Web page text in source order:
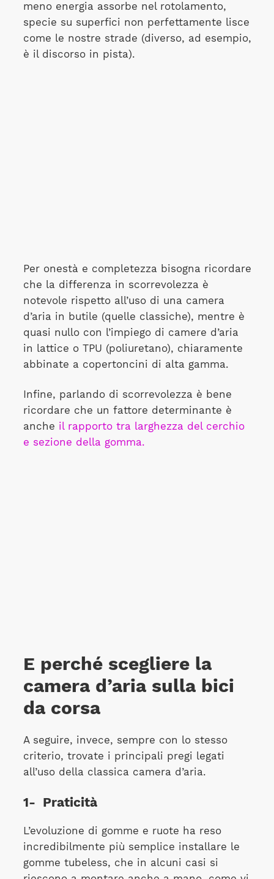
meno energia assorbe nel rotolamento,
specie su superfici non perfettamente lisce
come le nostre strade (diverso, ad esempio,
è il discorso in pista).
Per onestà e completezza bisogna ricordare
che la differenza in scorrevolezza è
notevole rispetto all’uso di una camera
d’aria in butile (quelle classiche), mentre è
quasi nullo con l’impiego di camere d’aria
in lattice o TPU (poliuretano), chiaramente
abbinate a copertoncini di alta gamma.
Infine, parlando di scorrevolezza è bene
ricordare che un fattore determinante è
anche il rapporto tra larghezza del cerchio
e sezione della gomma.
E perché scegliere la
camera d’aria sulla bici
da corsa
A seguire, invece, sempre con lo stesso
criterio, trovate i principali pregi legati
all’uso della classica camera d’aria.
1- Praticità
L’evoluzione di gomme e ruote ha reso
incredibilmente più semplice installare le
gomme tubeless, che in alcuni casi si